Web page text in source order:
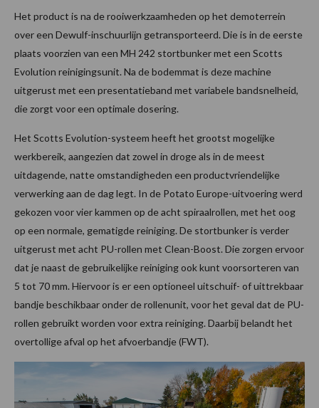
Het product is na de rooiwerkzaamheden op het demoterrein
over een Dewulf-inschuurlijn getransporteerd. Die is in de eerste
plaats voorzien van een MH 242 stortbunker met een Scotts
Evolution reinigingsunit. Na de bodemmat is deze machine
uitgerust met een presentatieband met variabele bandsnelheid,
die zorgt voor een optimale dosering.
Het Scotts Evolution-systeem heeft het grootst mogelijke
werkbereik, aangezien dat zowel in droge als in de meest
uitdagende, natte omstandigheden een productvriendelijke
verwerking aan de dag legt. In de Potato Europe-uitvoering werd
gekozen voor vier kammen op de acht spiraalrollen, met het oog
op een normale, gematigde reiniging. De stortbunker is verder
uitgerust met acht PU-rollen met Clean-Boost. Die zorgen ervoor
dat je naast de gebruikelijke reiniging ook kunt voorsorteren van
5 tot 70 mm. Hiervoor is er een optioneel uitschuif- of uittrekbaar
bandje beschikbaar onder de rollenunit, voor het geval dat de PU-
rollen gebruikt worden voor extra reiniging. Daarbij belandt het
overtollige afval op het afvoerbandje (FWT).